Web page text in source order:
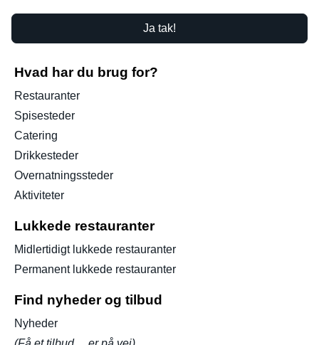
Ja tak!
Hvad har du brug for?
Restauranter
Spisesteder
Catering
Drikkesteder
Overnatningssteder
Aktiviteter
Lukkede restauranter
Midlertidigt lukkede restauranter
Permanent lukkede restauranter
Find nyheder og tilbud
Nyheder